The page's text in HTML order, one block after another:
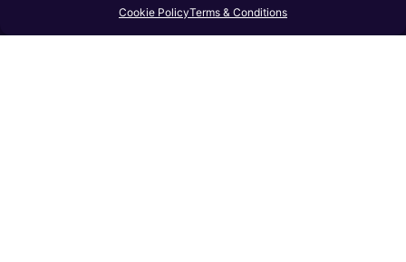
Cookie PolicyTerms & Conditions